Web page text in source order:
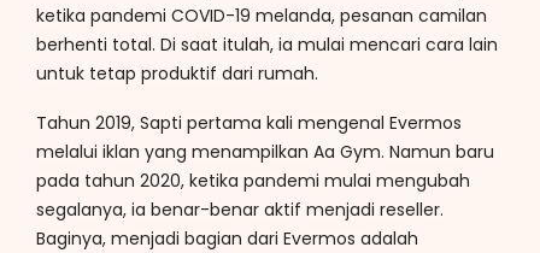
ketika pandemi COVID-19 melanda, pesanan camilan
berhenti total. Di saat itulah, ia mulai mencari cara lain
untuk tetap produktif dari rumah.
Tahun 2019, Sapti pertama kali mengenal Evermos
melalui iklan yang menampilkan Aa Gym. Namun baru
pada tahun 2020, ketika pandemi mulai mengubah
segalanya, ia benar-benar aktif menjadi reseller.
Baginya, menjadi bagian dari Evermos adalah